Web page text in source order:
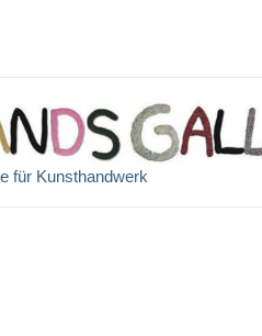
für Kunsthandwerk